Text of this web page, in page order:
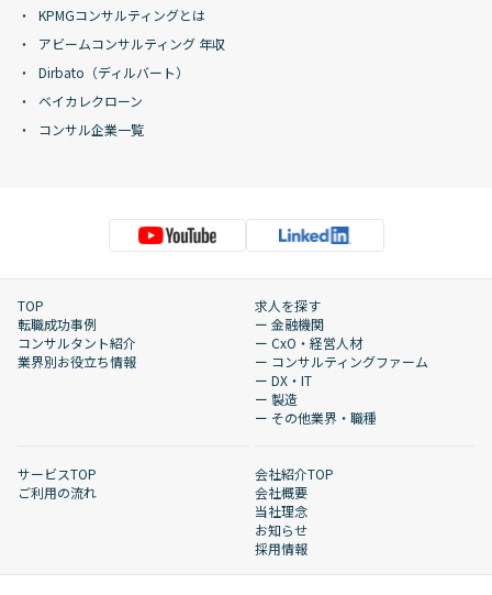
KPMGコンサルティングとは
アビームコンサルティング 年収
Dirbato（ディルバート）
ベイカレクローン
コンサル企業一覧
TOP
転職成功事例
コンサルタント紹介
業界別お役立ち情報
求人を探す
ー 金融機関
ー CxO・経営人材
ー コンサルティングファーム
ー DX・IT
ー 製造
ー その他業界・職種
サービスTOP
ご利用の流れ
会社紹介TOP
会社概要
当社理念
お知らせ
採用情報